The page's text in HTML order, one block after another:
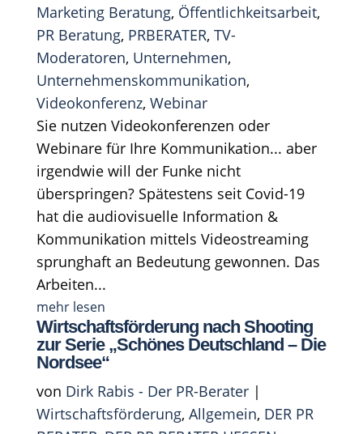
Marketing Beratung, Öffentlichkeitsarbeit,
PR Beratung, PRBERATER, TV-
Moderatoren, Unternehmen,
Unternehmenskommunikation,
Videokonferenz, Webinar
Sie nutzen Videokonferenzen oder
Webinare für Ihre Kommunikation... aber
irgendwie will der Funke nicht
überspringen? Spätestens seit Covid-19
hat die audiovisuelle Information &
Kommunikation mittels Videostreaming
sprunghaft an Bedeutung gewonnen. Das
Arbeiten...
mehr lesen
Wirtschaftsförderung nach Shooting
zur Serie „Schönes Deutschland – Die
Nordsee“
von Dirk Rabis - Der PR-Berater|
Wirtschaftsförderung, Allgemein, DER PR